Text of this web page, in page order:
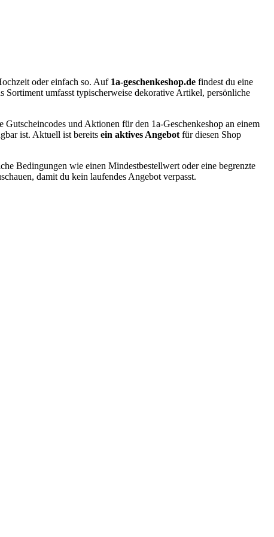
oder einfach so. Auf 1a-geschenkeshop.de findest du eine
umfasst typischerweise dekorative Artikel, persönliche
Gutscheincodes und Aktionen für den 1a-Geschenkeshop an einem
ist. Aktuell ist bereits ein aktives Angebot für diesen Shop
Bedingungen wie einen Mindestbestellwert oder eine begrenzte
damit du kein laufendes Angebot verpasst.